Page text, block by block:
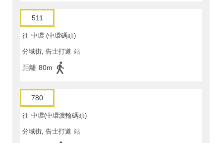
511
往 中環 (中環碼頭)
分域街, 告士打道 站
距離 80m
780
往 中環(中環渡輪碼頭)
分域街, 告士打道 站